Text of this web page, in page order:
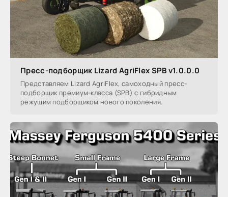
Пресс-подборщик Lizard AgriFlex SPB v1.0.0.0
Представляем Lizard AgriFlex, самоходный пресс-
подборщик премиум-класса (SPB) с гибридным
режущим подборщиком нового поколения.